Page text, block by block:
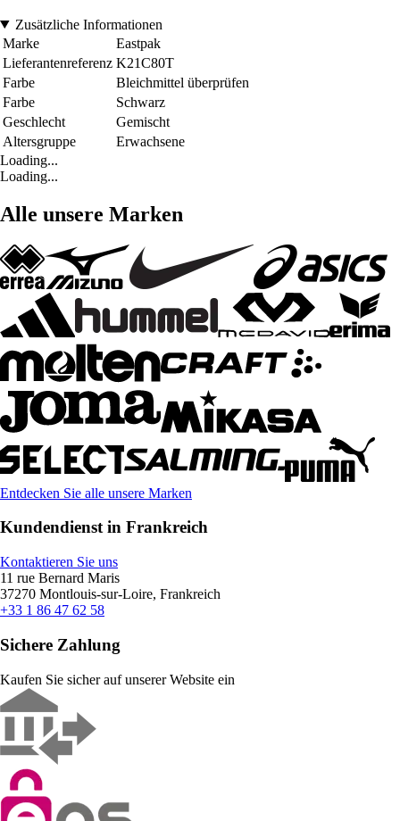
Zusätzliche Informationen
Marke
Eastpak
Lieferantenreferenz K21C80T
Farbe
Bleichmittel überprüfen
Farbe
Schwarz
Geschlecht
Gemischt
Altersgruppe
Erwachsene
Loading...
Loading...
Alle unsere Marken
Entdecken Sie alle unsere Marken
Kundendienst in Frankreich
Kontaktieren Sie uns
11 rue Bernard Maris
37270 Montlouis-sur-Loire, Frankreich
+33 1 86 47 62 58
Sichere Zahlung
Kaufen Sie sicher auf unserer Website ein